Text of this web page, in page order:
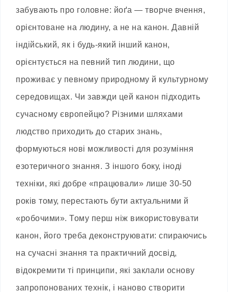
забувають про головне: йоґа — творче вчення,
орієнтоване на людину, а не на канон. Давній
індійський, як і будь-який інший канон,
орієнтується на певний тип людини, що
проживає у певному природному й культурному
середовищах. Чи завжди цей канон підходить
сучасному європейцю? Різними шляхами
людство приходить до старих знань,
формуються нові можливості для розуміння
езотеричного знання. З іншого боку, іноді
техніки, які добре «працювали» лише 30-50
років тому, перестають бути актуальними й
«робочими». Тому перш ніж використовувати
канон, його треба деконструювати: спираючись
на сучасні знання та практичний досвід,
відокремити ті принципи, які заклали основу
запропонованих технік, і наново створити